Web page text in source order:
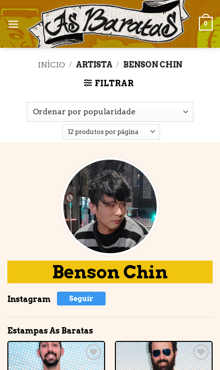
to
content
0
INÍCIO / ARTISTA / BENSON CHIN
FILTRAR
Benson Chin
Instagram Seguir
Estampas As Baratas